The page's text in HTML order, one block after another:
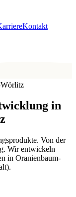
Kontakt
Wörlitz
in
Von der
Wir entwickeln
in Oranienbaum-